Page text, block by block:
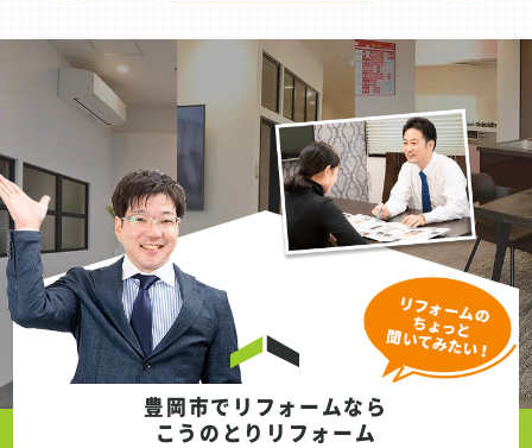
クタ）社のフローリングを採用。お客様にお
選びいただいた色味により、空間の雰囲気も
明るく一新されました。見た目の美しさはも
ちろん、日常生活でも快適に過ごせる仕上が
りとなっています。 また今回は、火災保険を
活用したリフォームとしてご提案させていた
だきました。保険適用の条件を踏まえたうえ
で、無駄のない工事内容とプランニングを行
い、費用面のご負担を抑えながらしっかりと
補修を実現しています。 施工期間は約4日
間。短期間でありながら、傷んだ箇所をしっ
かりと改善し、安心して暮らせる住環境へと
整えました。豊岡市でリフォームなら
こうのとりリフォーム